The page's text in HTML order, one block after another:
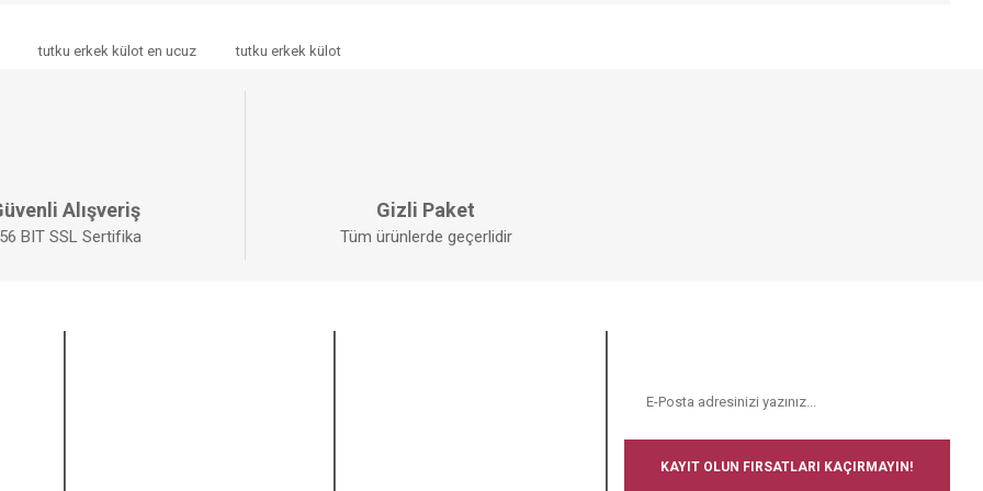
tutku erkek külot en ucuz tutku erkek külot
Alışveriş
BIT SSL Sertifika
Gizli Paket
Tüm ürünlerde geçerlidir
KAYIT OLUN FIRSATLARI KAÇIRMAYIN!